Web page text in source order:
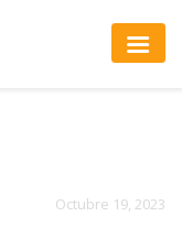
Octubre 19, 2023